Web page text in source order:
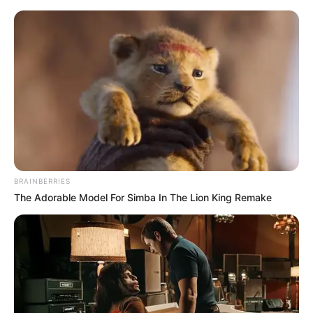
Concurso de reciclagem –
resultado final
BRAINBERRIES
The Adorable Model For Simba In The Lion King Remake